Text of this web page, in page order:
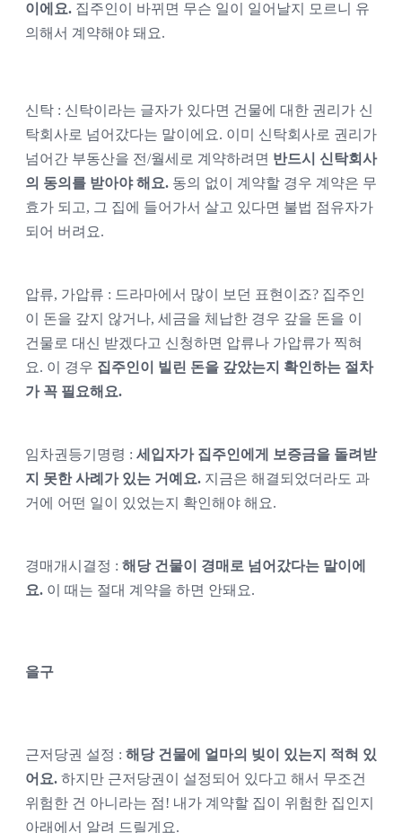
이에요. 집주인이 바뀌면 무슨 일이 일어날지 모르니 유
의해서 계약해야 돼요.
신탁 : 신탁이라는 글자가 있다면 건물에 대한 권리가 신
탁회사로 넘어갔다는 말이에요. 이미 신탁회사로 권리가
넘어간 부동산을 전/월세로 계약하려면 반드시 신탁회사
의 동의를 받아야 해요. 동의 없이 계약할 경우 계약은 무
효가 되고, 그 집에 들어가서 살고 있다면 불법 점유자가
되어 버려요.
압류, 가압류 : 드라마에서 많이 보던 표현이죠? 집주인
이 돈을 갚지 않거나, 세금을 체납한 경우 갚을 돈을 이
건물로 대신 받겠다고 신청하면 압류나 가압류가 찍혀
요. 이 경우 집주인이 빌린 돈을 갚았는지 확인하는 절차
가 꼭 필요해요.
임차권등기명령 : 세입자가 집주인에게 보증금을 돌려받
지 못한 사례가 있는 거예요. 지금은 해결되었더라도 과
거에 어떤 일이 있었는지 확인해야 해요.
경매개시결정 : 해당 건물이 경매로 넘어갔다는 말이에
요. 이 때는 절대 계약을 하면 안돼요.
을구
근저당권 설정 : 해당 건물에 얼마의 빚이 있는지 적혀 있
어요. 하지만 근저당권이 설정되어 있다고 해서 무조건
위험한 건 아니라는 점! 내가 계약할 집이 위험한 집인지
아래에서 알려 드릴게요.